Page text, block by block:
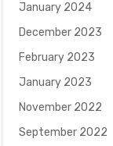
January 2024
December 2023
February 2023
January 2023
November 2022
September 2022